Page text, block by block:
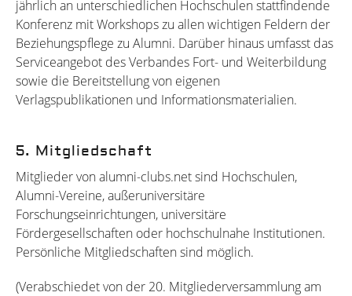
jährlich an unterschiedlichen Hochschulen stattfindende
Konferenz mit Workshops zu allen wichtigen Feldern der
Beziehungspflege zu Alumni. Darüber hinaus umfasst das
Serviceangebot des Verbandes Fort- und Weiterbildung
sowie die Bereitstellung von eigenen
Verlagspublikationen und Informationsmaterialien.
5. Mitgliedschaft
Mitglieder von alumni-clubs.net sind Hochschulen,
Alumni-Vereine, außeruniversitäre
Forschungseinrichtungen, universitäre
Fördergesellschaften oder hochschulnahe Institutionen.
Persönliche Mitgliedschaften sind möglich.
(Verabschiedet von der 20. Mitgliederversammlung am